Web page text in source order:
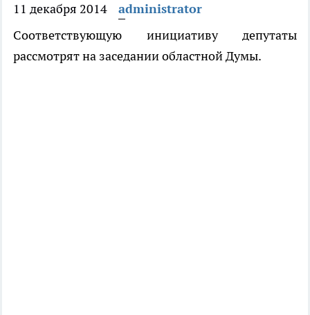
11 декабря 2014
administrator
Соответствующую инициативу депутаты
рассмотрят на заседании областной Думы.